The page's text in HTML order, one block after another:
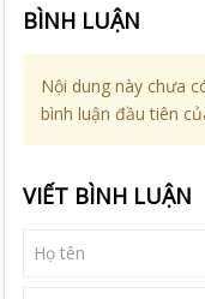
BÌNH LUẬN
Nội dung này chưa
bình luận đầu tiên
VIẾT BÌNH LUẬN